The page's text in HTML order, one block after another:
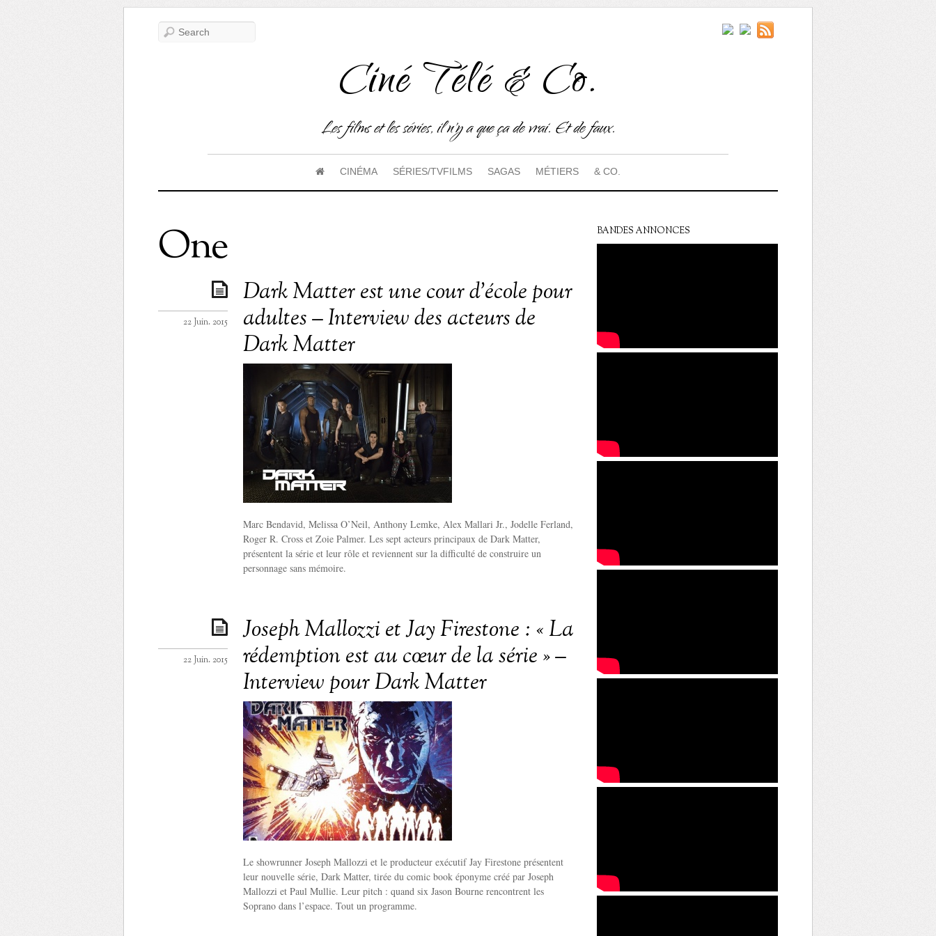
Ciné Télé & Co.
Les films et les séries, il n'y a que ça de vrai. Et de faux.
CINÉMA SÉRIES/TVFILMS SAGAS MÉTIERS & CO.
One
Dark Matter est une cour d’école pour
adultes – Interview des acteurs de
Dark Matter
22 Juin. 2015
Marc Bendavid, Melissa O’Neil, Anthony Lemke, Alex Mallari Jr., Jodelle Ferland,
Roger R. Cross et Zoie Palmer. Les sept acteurs principaux de Dark Matter,
présentent la série et leur rôle et reviennent sur la difficulté de construire un
personnage sans mémoire.
Joseph Mallozzi et Jay Firestone : « La
rédemption est au cœur de la série » –
Interview pour Dark Matter
22 Juin. 2015
Le showrunner Joseph Mallozzi et le producteur exécutif Jay Firestone présentent
leur nouvelle série, Dark Matter, tirée du comic book éponyme créé par Joseph
Mallozzi et Paul Mullie. Leur pitch : quand six Jason Bourne rencontrent les
Soprano dans l’espace. Tout un programme.
BANDES ANNONCES